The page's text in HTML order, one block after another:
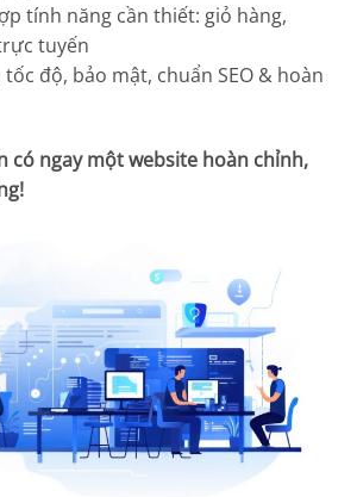
tính năng cần thiết: giỏ hàng,
tuyến
độ, bảo mật, chuẩn SEO & hoàn
có ngay một website hoàn chỉnh,